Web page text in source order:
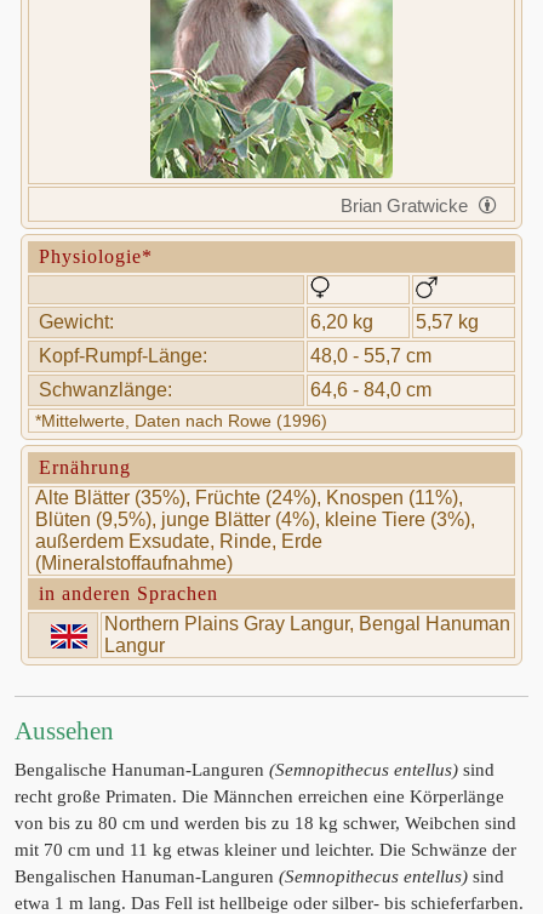
Brian Gratwicke
Physiologie*
Gewicht: 6,20 kg
5,57 kg
Kopf-Rumpf-Länge:
48,0 - 55,7 cm
Schwanzlänge:
64,6 - 84,0 cm
*Mittelwerte, Daten nach Rowe (1996)
Ernährung
Alte Blätter (35%), Früchte (24%), Knospen (11%),
Blüten (9,5%), junge Blätter (4%), kleine Tiere (3%),
außerdem Exsudate, Rinde, Erde
(Mineralstoffaufnahme)
in anderen Sprachen
Northern Plains Gray Langur, Bengal Hanuman
Langur
Aussehen
Bengalische Hanuman-Languren (Semnopithecus entellus) sind
recht große Primaten. Die Männchen erreichen eine Körperlänge
von bis zu 80 cm und werden bis zu 18 kg schwer, Weibchen sind
mit 70 cm und 11 kg etwas kleiner und leichter. Die Schwänze der
Bengalischen Hanuman-Languren (Semnopithecus entellus) sind
etwa 1 m lang. Das Fell ist hellbeige oder silber- bis schieferfarben.